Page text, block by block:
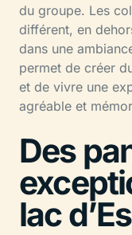
du groupe. Les
différent, en
dans une
permet de créer
et de vivre une
agréable et
Des
lac